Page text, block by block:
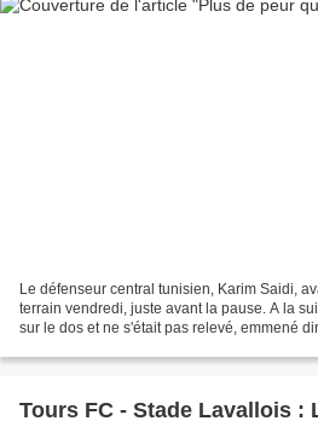
Le défenseur central tunisien, Karim Saidi,
terrain vendredi, juste avant la pause. A la
sur le dos et ne s'était pas relevé, emmené
Tours FC - Stade Lavallois :